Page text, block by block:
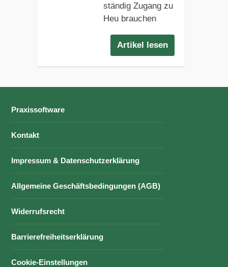
ständig Zugang zu
Heu brauchen
Artikel lesen
Praxissoftware
Kontakt
Impressum & Datenschutzerklärung
Allgemeine Geschäftsbedingungen (AGB)
Widerrufsrecht
Barrierefreiheitserklärung
Cookie-Einstellungen